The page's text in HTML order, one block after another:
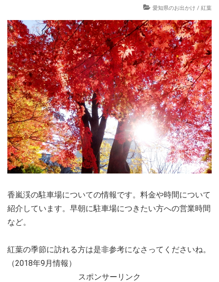
愛知県のお出かけ / 紅葉
香嵐渓の駐車場についての情報です。料金や時間について
紹介しています。早朝に駐車場につきたい方への営業時間
など。
紅葉の季節に訪れる方は是非参考になさってくださいね。
（2018年9月情報）
スポンサーリンク